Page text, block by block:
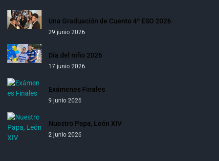
Una Graduación de Cuento 4º ESO 2026
29 junio 2026
Día del niño 2026
17 junio 2026
Exámenes Finales
9 junio 2026
Nuestro Papa, León XIV
2 junio 2026